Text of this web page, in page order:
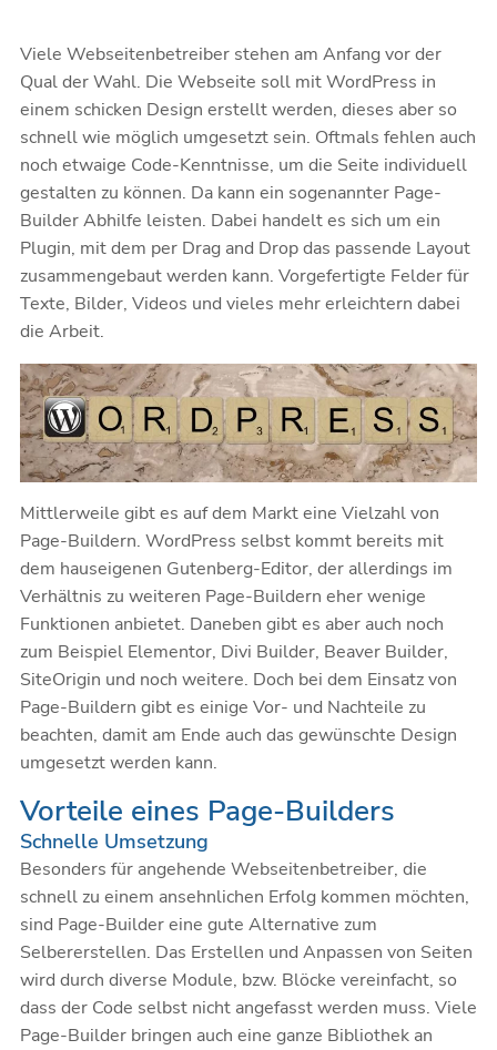
Viele Webseitenbetreiber stehen am Anfang vor der
Qual der Wahl. Die Webseite soll mit WordPress in
einem schicken Design erstellt werden, dieses aber so
schnell wie möglich umgesetzt sein. Oftmals fehlen auch
noch etwaige Code-Kenntnisse, um die Seite individuell
gestalten zu können. Da kann ein sogenannter Page-
Builder Abhilfe leisten. Dabei handelt es sich um ein
Plugin, mit dem per Drag and Drop das passende Layout
zusammengebaut werden kann. Vorgefertigte Felder für
Texte, Bilder, Videos und vieles mehr erleichtern dabei
die Arbeit.
Mittlerweile gibt es auf dem Markt eine Vielzahl von
Page-Buildern. WordPress selbst kommt bereits mit
dem hauseigenen Gutenberg-Editor, der allerdings im
Verhältnis zu weiteren Page-Buildern eher wenige
Funktionen anbietet. Daneben gibt es aber auch noch
zum Beispiel Elementor, Divi Builder, Beaver Builder,
SiteOrigin und noch weitere. Doch bei dem Einsatz von
Page-Buildern gibt es einige Vor- und Nachteile zu
beachten, damit am Ende auch das gewünschte Design
umgesetzt werden kann.
Vorteile eines Page-Builders
Schnelle Umsetzung
Besonders für angehende Webseitenbetreiber, die
schnell zu einem ansehnlichen Erfolg kommen möchten,
sind Page-Builder eine gute Alternative zum
Selbererstellen. Das Erstellen und Anpassen von Seiten
wird durch diverse Module, bzw. Blöcke vereinfacht, so
dass der Code selbst nicht angefasst werden muss. Viele
Page-Builder bringen auch eine ganze Bibliothek an